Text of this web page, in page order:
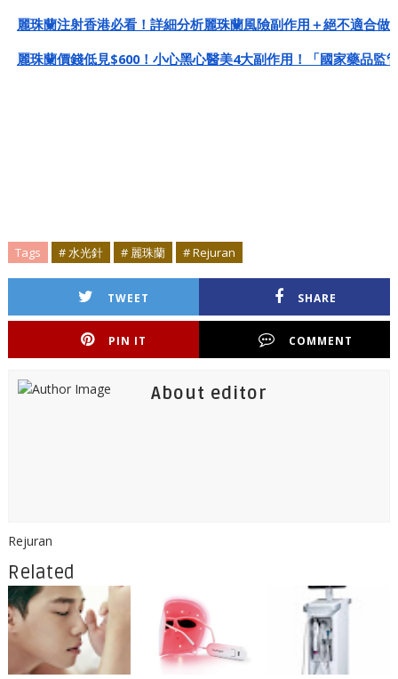
麗珠蘭注射香港必看！詳細分析麗珠蘭風險副作用＋絕不適合做
麗珠蘭價錢低見$600！小心黑心醫美4大副作用！「國家藥品監
Tags # 水光針 # 麗珠蘭 # Rejuran
TWEET SHARE
PIN IT COMMENT
About editor
Rejuran
Related